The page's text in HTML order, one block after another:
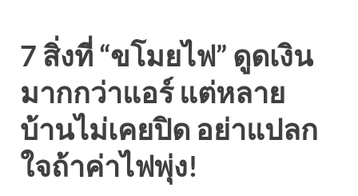
7 สิ่งที่ “ขโมยไฟ” ดูดเงิน
มากกว่าแอร์ แต่หลาย
บ้านไม่เคยปิด อย่าแปลก
ใจถ้าค่าไฟพุ่ง!